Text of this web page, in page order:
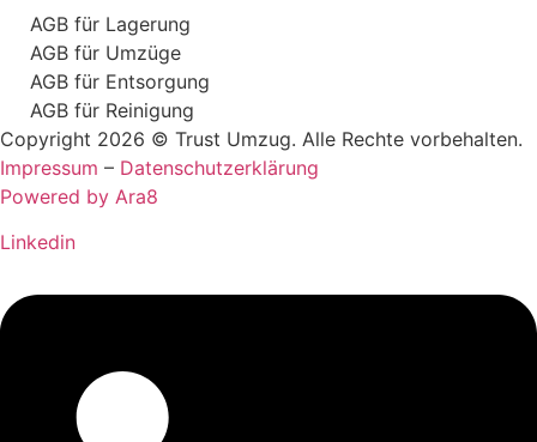
AGB für Lagerung
AGB für Umzüge
AGB für Entsorgung
AGB für Reinigung
Copyright 2026 © Trust Umzug. Alle Rechte vorbehalten.
Impressum – Datenschutzerklärung
Powered by Ara8
Linkedin